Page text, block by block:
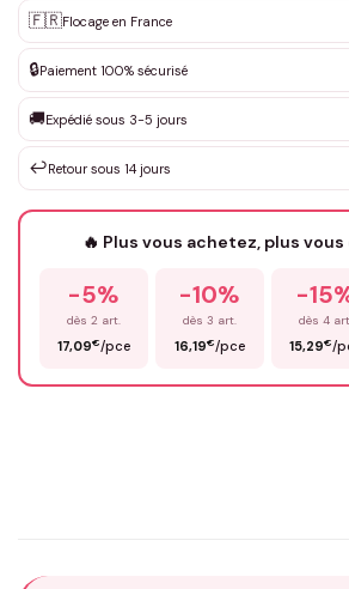
✨ Personnalisation sur mesure
DEVIS GRATUIT · Personnalisation de 3 à
Que souhaitez-vous ?*
Votre texte / idée*
Prénom*
🇫🇷Flocage en France
🔒Paiement 100% sécurisé
🚚Expédié sous 3-5 jours
↩️Retour sous 14 jours
🔥 Plus vous achetez, plus
-5%
dès 2 art.
17,09€/pce
-10%
dès 3 art.
16,19€/pce
-
dès 4 art.
15,29€/